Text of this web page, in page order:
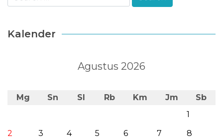
Kalender
Agustus 2026
Mg Sn Sl Rb Km Jm
Sb
1
2
3 4 5 6 7
8